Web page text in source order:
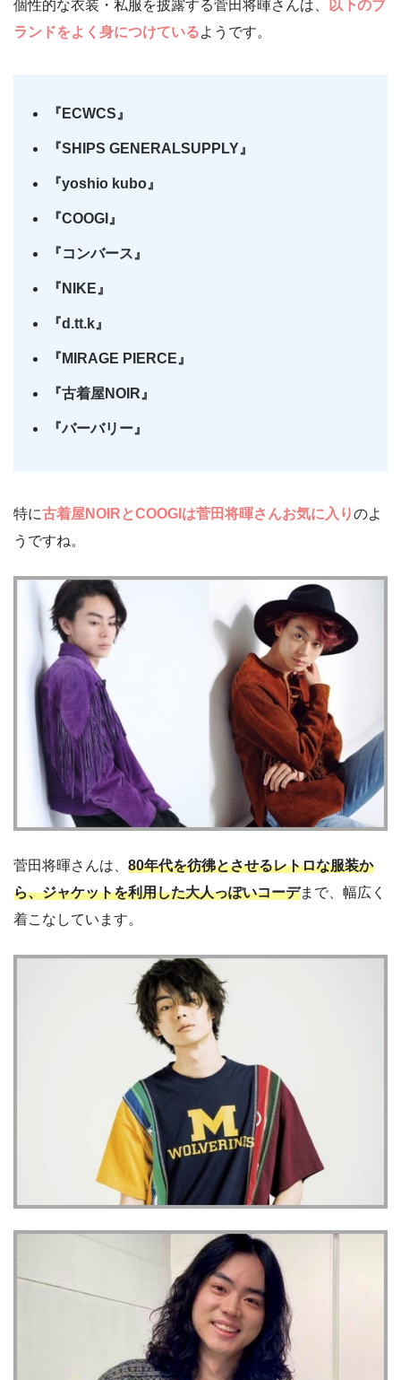
個性的な衣装・私服を披露する菅田将暉さんは、
以下のブ
ランドをよく身につけているようです。
『ECWCS』
『SHIPS GENERALSUPPLY』
『yoshio kubo』
『COOGI』
『コンバース』
『NIKE』
『d.tt.k』
『MIRAGE PIERCE』
『古着屋NOIR』
『バーバリー』
特に古着屋NOIRとCOOGIは菅田将暉さんお気に入りのよ
うですね。
菅田将暉さんは、 80年代を彷彿とさせるレトロな服装か
ら、ジャケットを利用した大人っぽいコーデまで、幅広く
着こなしています。